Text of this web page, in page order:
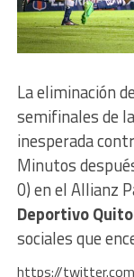
La eliminación
semifinales de
inesperada
Minutos
0) en el Allianz
Deportivo Quito
sociales que
https://